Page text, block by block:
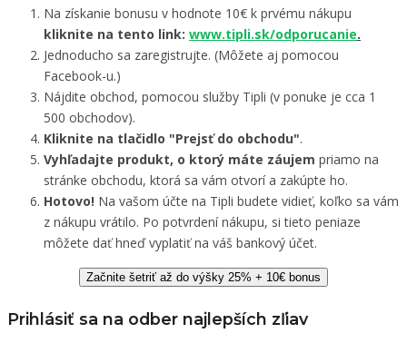
Na získanie bonusu v hodnote 10€ k prvému nákupu
kliknite na tento link: www.tipli.sk/odporucanie.
Jednoducho sa zaregistrujte. (Môžete aj pomocou
Facebook-u.)
Nájdite obchod, pomocou služby Tipli (v ponuke je cca 1
500 obchodov).
Kliknite na tlačidlo "Prejsť do obchodu".
Vyhľadajte produkt, o ktorý máte záujem priamo na
stránke obchodu, ktorá sa vám otvorí a zakúpte ho.
Hotovo! Na vašom účte na Tipli budete vidieť, koľko sa vám
z nákupu vrátilo. Po potvrdení nákupu, si tieto peniaze
môžete dať hneď vyplatiť na váš bankový účet.
Začnite šetriť až do výšky 25% + 10€ bonus
Prihlásiť sa na odber najlepších zľiav